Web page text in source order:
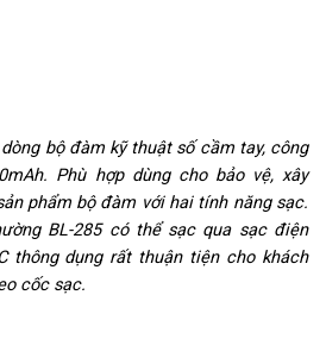
bộ đàm kỹ thuật số cầm tay, công
Phù hợp dùng cho bảo vệ, xây
phẩm bộ đàm với hai tính năng sạc.
BL-285 có thể sạc qua sạc điện
thông dụng rất thuận tiện cho khách
cốc sạc.